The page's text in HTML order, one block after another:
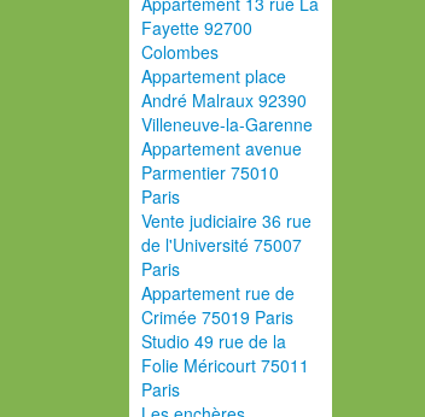
Fayette 92700
Colombes
Appartement place
André Malraux 92390
Villeneuve-la-Garenne
Appartement avenue
Parmentier 75010
Paris
Vente judiciaire 36 rue
de l'Université 75007
Paris
Appartement rue de
Crimée 75019 Paris
Studio 49 rue de la
Folie Méricourt 75011
Paris